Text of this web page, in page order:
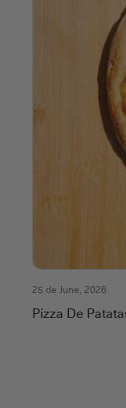
25 de June, 2026
Pizza De